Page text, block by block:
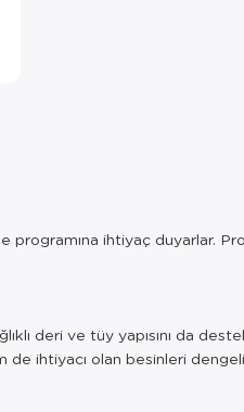
ihtiyaç duyarlar.
deri ve tüy yapısını da
de ihtiyacı olan besinleri